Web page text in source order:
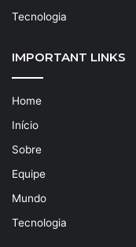
Tecnologia
IMPORTANT LINKS
Home
Início
Sobre
Equipe
Mundo
Tecnologia